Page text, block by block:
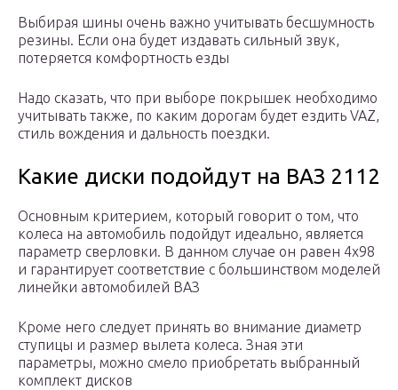
Выбирая шины очень важно учитывать бесшумность
резины. Если она будет издавать сильный звук,
потеряется комфортность езды
Надо сказать, что при выборе покрышек необходимо
учитывать также, по каким дорогам будет ездить VAZ,
стиль вождения и дальность поездки.
Какие диски подойдут на ВАЗ 2112
Основным критерием, который говорит о том, что
колеса на автомобиль подойдут идеально, является
параметр сверловки. В данном случае он равен 4х98
и гарантирует соответствие с большинством моделей
линейки автомобилей ВАЗ
Кроме него следует принять во внимание диаметр
ступицы и размер вылета колеса. Зная эти
параметры, можно смело приобретать выбранный
комплект дисков